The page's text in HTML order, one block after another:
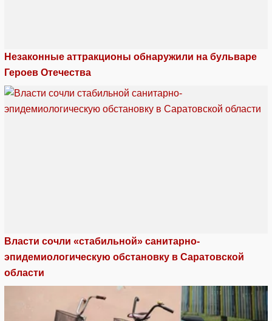
Незаконные аттракционы обнаружили на бульваре
Героев Отечества
Власти сочли «стабильной» санитарно-
эпидемиологическую обстановку в Саратовской
области